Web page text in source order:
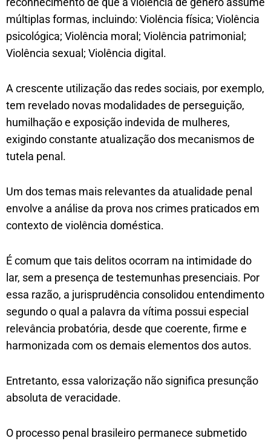
múltiplas formas, incluindo: Violência física; Violência
psicológica; Violência moral; Violência patrimonial;
Violência sexual; Violência digital.
A crescente utilização das redes sociais, por exemplo,
tem revelado novas modalidades de perseguição,
humilhação e exposição indevida de mulheres,
exigindo constante atualização dos mecanismos de
tutela penal.
Um dos temas mais relevantes da atualidade penal
envolve a análise da prova nos crimes praticados em
contexto de violência doméstica.
É comum que tais delitos ocorram na intimidade do
lar, sem a presença de testemunhas presenciais. Por
essa razão, a jurisprudência consolidou entendimento
segundo o qual a palavra da vítima possui especial
relevância probatória, desde que coerente, firme e
harmonizada com os demais elementos dos autos.
Entretanto, essa valorização não significa presunção
absoluta de veracidade.
O processo penal brasileiro permanece submetido